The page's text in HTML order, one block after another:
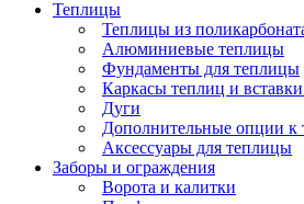
Теплицы
Теплицы из
Алюминиевые теплицы
Фундаменты для теплицы
Каркасы теплиц и
Дуги
Дополнительные опции к
Аксессуары для теплицы
Заборы и ограждения
Ворота и калитки